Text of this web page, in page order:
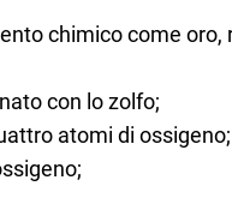
chimico come oro,
con lo zolfo;
atomi di ossigeno;